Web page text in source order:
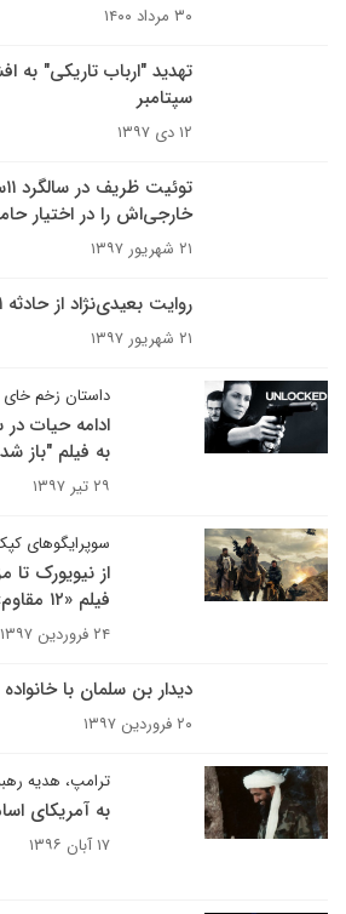
۳۰ مرداد ۱۴۰۰
سپتامبر
۱۲ دی ۱۳۹۷
خارجی‌اش را در اختیار
۲۱ شهریور ۱۳۹۷
روایت بعیدی‌نژاد از حادثه ۱۱ سپتامبر
۲۱ شهریور ۱۳۹۷
داستان زخم خای
ادامه حیات
به فیلم "باز
۲۹ تیر ۱۳۹۷
سوپرایگوهای
از نیویورک تا
فیلم «۱۲ مقاوم»
۲۴ فروردین ۱۳۹۷
دیدار بن سلمان با
۲۰ فروردین ۱۳۹۷
ترامپ، هدیه
به آمریکای
۱۷ آبان ۱۳۹۶